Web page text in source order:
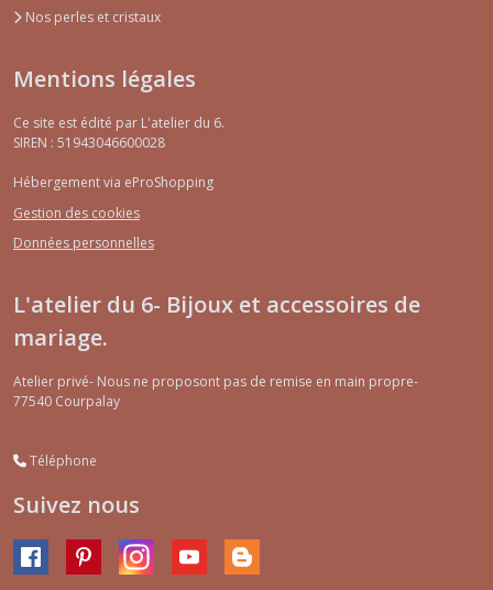
Nos perles et cristaux
Mentions légales
Ce site est édité par L'atelier du 6.
SIREN : 51943046600028
Hébergement via eProShopping
Gestion des cookies
Données personnelles
L'atelier du 6- Bijoux et accessoires de
mariage.
Atelier privé- Nous ne proposont pas de remise en main propre-
77540 Courpalay
Téléphone
Suivez nous